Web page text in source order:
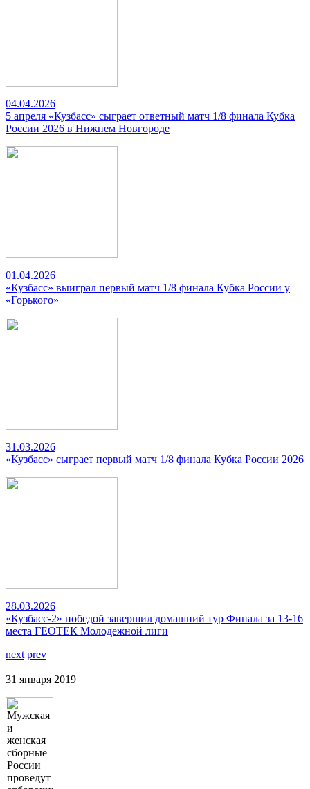
04.04.2026
5 апреля «Кузбасс» сыграет ответный матч 1/8 финала Кубка
России 2026 в Нижнем Новгороде
01.04.2026
«Кузбасс» выиграл первый матч 1/8 финала Кубка России у
«Горького»
31.03.2026
«Кузбасс» сыграет первый матч 1/8 финала Кубка России 2026
28.03.2026
«Кузбасс-2» победой завершил домашний тур Финала за 13-16
места ГЕОТЕК Молодежной лиги
next prev
31 января 2019